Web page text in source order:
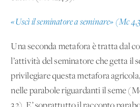
«Uscì il seminatore a seminare» (Mc
Una seconda metafora è tratta dal
l’attività del seminatore che getta il
privilegiare questa metafora
nelle parabole riguardanti il seme